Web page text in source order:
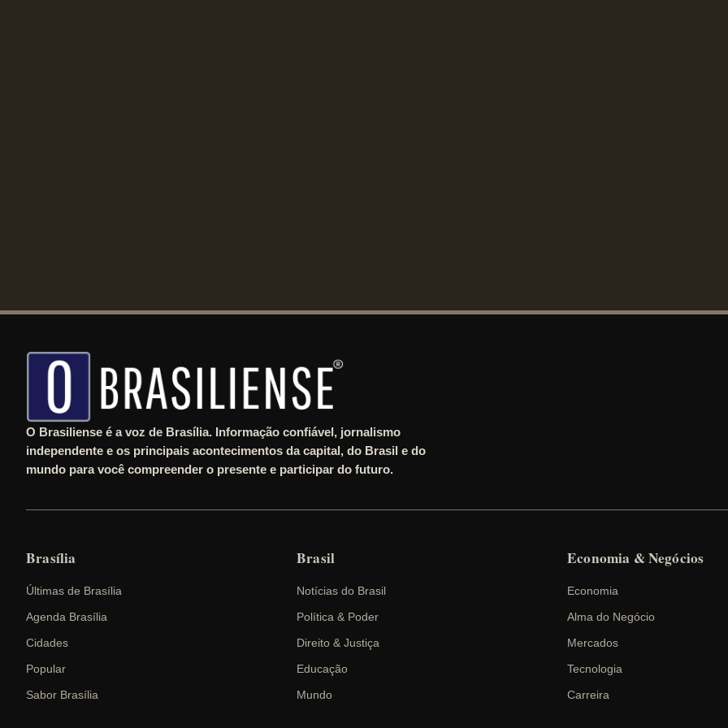
O Brasiliense é a voz de Brasília. Informação confiável, jornalismo
independente e os principais acontecimentos da capital, do Brasil e do
mundo para você compreender o presente e participar do futuro.
Brasília
Últimas de Brasília
Agenda Brasília
Cidades
Popular
Sabor Brasília
Brasil
Notícias do Brasil
Política & Poder
Direito & Justiça
Educação
Mundo
Economia & Negócios
Economia
Alma do Negócio
Mercados
Tecnologia
Carreira